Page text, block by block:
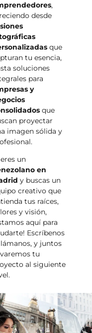
,
desde
que
tu esencia,
soluciones
para
y
que
proyectar
imagen sólida y
un
en
y buscas un
creativo que
tus raíces,
y visión,
aquí para
Escríbenos
y juntos
tu
al siguiente